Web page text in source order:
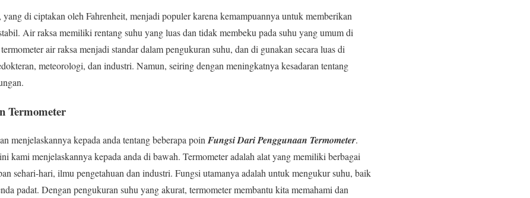
di ciptakan oleh Fahrenheit, menjadi populer karena kemampuannya untuk memberikan
Air raksa memiliki rentang suhu yang luas dan tidak membeku pada suhu yang umum di
air raksa menjadi standar dalam pengukuran suhu, dan di gunakan secara luas di
meteorologi, dan industri. Namun, seiring dengan meningkatnya kesadaran tentang
Termometer
menjelaskannya kepada anda tentang beberapa poinFungsi Dari Penggunaan Termometer.
kami menjelaskannya kepada anda di bawah. Termometer adalah alat yang memiliki berbagai
sehari-hari, ilmu pengetahuan dan industri. Fungsi utamanya adalah untuk mengukur suhu, baik
padat. Dengan pengukuran suhu yang akurat, termometer membantu kita memahami dan